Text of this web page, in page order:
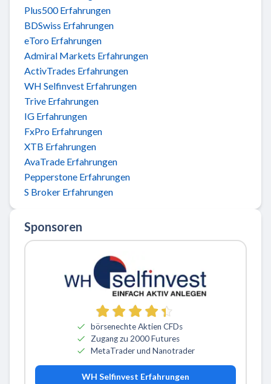
Plus500 Erfahrungen
BDSwiss Erfahrungen
eToro Erfahrungen
Admiral Markets Erfahrungen
ActivTrades Erfahrungen
WH Selfinvest Erfahrungen
Trive Erfahrungen
IG Erfahrungen
FxPro Erfahrungen
XTB Erfahrungen
AvaTrade Erfahrungen
Pepperstone Erfahrungen
S Broker Erfahrungen
Sponsoren
börsenechte Aktien CFDs
Zugang zu 2000 Futures
MetaTrader und Nanotrader
WH Selfinvest Erfahrungen